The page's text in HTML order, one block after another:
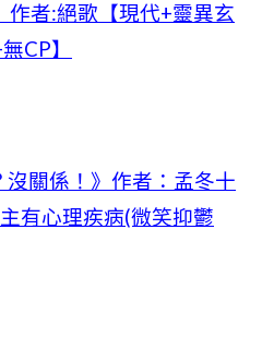
作者:絕歌【現代+靈異玄
CP】
沒關係！》作者：孟冬十
有心理疾病(微笑抑鬱